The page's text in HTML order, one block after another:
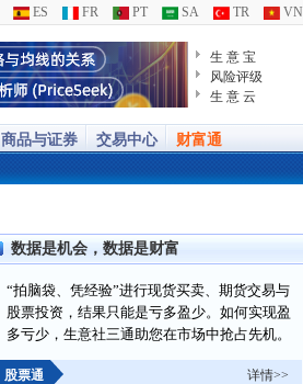
ES FR PT SA TR VN
生 意 宝
风险评级
生 意 云
商品与证券 交易中心 财富通
数据是机会，数据是财富
“拍脑袋、凭经验”进行现货买卖、期货交易与
股票投资，结果只能是亏多盈少。如何实现盈
多亏少，生意社三通助您在市场中抢占先机。
股票通 详情>>